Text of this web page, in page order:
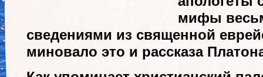
мифы
сведениями из священной
миновало это и рассказа